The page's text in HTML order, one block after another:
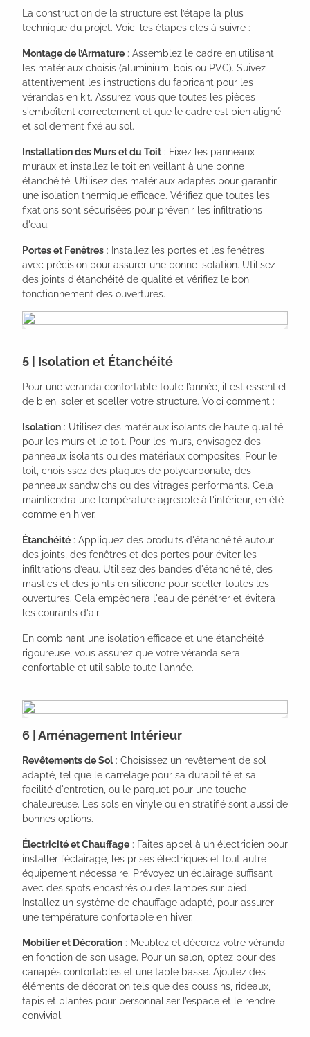
La construction de la structure est l’étape la plus
technique du projet. Voici les étapes clés à suivre :
Montage de l’Armature : Assemblez le cadre en utilisant
les matériaux choisis (aluminium, bois ou PVC). Suivez
attentivement les instructions du fabricant pour les
vérandas en kit. Assurez-vous que toutes les pièces
s'emboîtent correctement et que le cadre est bien aligné
et solidement fixé au sol.
Installation des Murs et du Toit : Fixez les panneaux
muraux et installez le toit en veillant à une bonne
étanchéité. Utilisez des matériaux adaptés pour garantir
une isolation thermique efficace. Vérifiez que toutes les
fixations sont sécurisées pour prévenir les infiltrations
d'eau.
Portes et Fenêtres : Installez les portes et les fenêtres
avec précision pour assurer une bonne isolation. Utilisez
des joints d'étanchéité de qualité et vérifiez le bon
fonctionnement des ouvertures.
5 | Isolation et Étanchéité
Pour une véranda confortable toute l’année, il est essentiel
de bien isoler et sceller votre structure. Voici comment :
Isolation : Utilisez des matériaux isolants de haute qualité
pour les murs et le toit. Pour les murs, envisagez des
panneaux isolants ou des matériaux composites. Pour le
toit, choisissez des plaques de polycarbonate, des
panneaux sandwichs ou des vitrages performants. Cela
maintiendra une température agréable à l'intérieur, en été
comme en hiver.
Étanchéité : Appliquez des produits d'étanchéité autour
des joints, des fenêtres et des portes pour éviter les
infiltrations d’eau. Utilisez des bandes d'étanchéité, des
mastics et des joints en silicone pour sceller toutes les
ouvertures. Cela empêchera l'eau de pénétrer et évitera
les courants d'air.
En combinant une isolation efficace et une étanchéité
rigoureuse, vous assurez que votre véranda sera
confortable et utilisable toute l'année.
6 | Aménagement Intérieur
Revêtements de Sol: Choisissez un revêtement de sol
adapté, tel que le carrelage pour sa durabilité et sa
facilité d'entretien, ou le parquet pour une touche
chaleureuse. Les sols en vinyle ou en stratifié sont aussi de
bonnes options.
Électricité et Chauffage : Faites appel à un électricien pour
installer l’éclairage, les prises électriques et tout autre
équipement nécessaire. Prévoyez un éclairage suffisant
avec des spots encastrés ou des lampes sur pied.
Installez un système de chauffage adapté, pour assurer
une température confortable en hiver.
Mobilier et Décoration : Meublez et décorez votre véranda
en fonction de son usage. Pour un salon, optez pour des
canapés confortables et une table basse. Ajoutez des
éléments de décoration tels que des coussins, rideaux,
tapis et plantes pour personnaliser l’espace et le rendre
convivial.